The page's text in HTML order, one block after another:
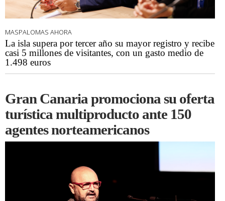
MASPALOMAS AHORA
La isla supera por tercer año su mayor registro y recibe
casi 5 millones de visitantes, con un gasto medio de
1.498 euros
Gran Canaria promociona su oferta
turística multiproducto ante 150
agentes norteamericanos